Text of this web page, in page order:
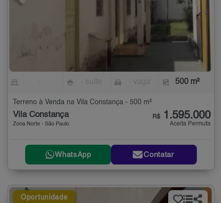
500 m²
Terreno à Venda na Vila Constança - 500 m²
Vila Constança
Zona Norte - São Paulo
R$ 1.595.000
Aceita Permuta
WhatsApp Contatar
Oportunidade